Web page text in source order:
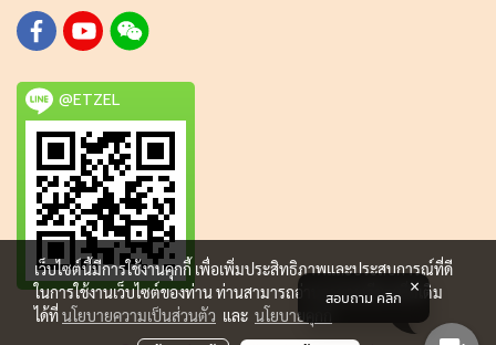
@ETZEL
เว็บไซต์นี้มีการใช้งานคุกกี้ เพื่อเพิ่มประสิทธิภาพและประสบการณ์ที่ดี
ในการใช้งานเว็บไซต์ของท่าน ท่านสามารถอ่านรายละเอียดเพิ่มเติม
ได้ที่นโยบายความเป็นส่วนตัว และ นโยบายคุกกี้
สอบถาม คลิก